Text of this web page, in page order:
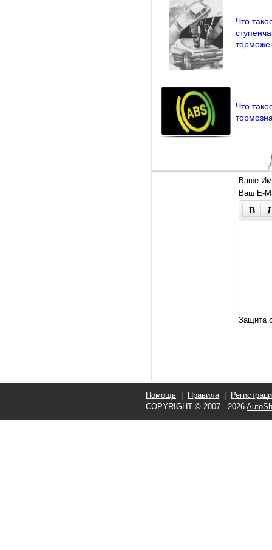
Что
Что
Ваше
Ваш E-
Защита
Помощь Правила|
COPYRIGHT © 2007 - 2026